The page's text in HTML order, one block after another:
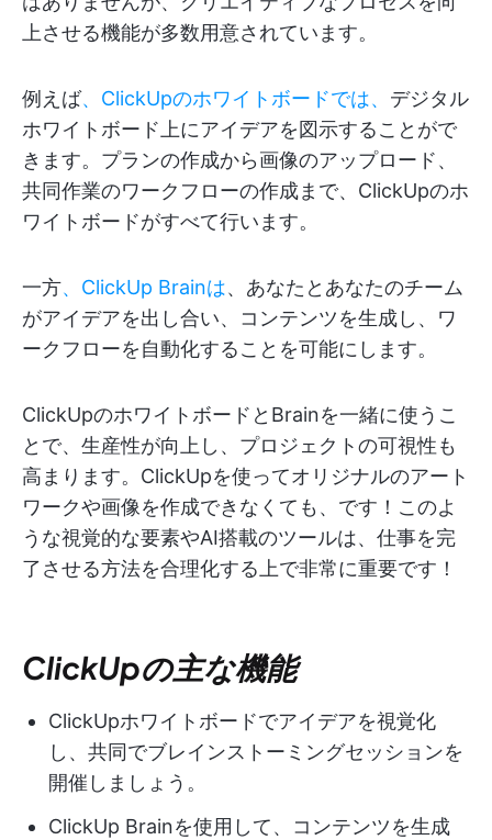
上させる機能が多数用意されています。
例えば、ClickUpのホワイトボードでは、 デジタル
ホワイトボード上にアイデアを図示することがで
きます。プランの作成から画像のアップロード、
共同作業のワークフローの作成まで、ClickUpのホ
ワイトボードがすべて行います。
一方、ClickUp Brainは、あなたとあなたのチーム
がアイデアを出し合い、コンテンツを生成し、ワ
ークフローを自動化することを可能にします。
ClickUpのホワイトボードとBrainを一緒に使うこ
とで、生産性が向上し、プロジェクトの可視性も
高まります。ClickUpを使ってオリジナルのアート
ワークや画像を作成できなくても、です！このよ
うな視覚的な要素やAI搭載のツールは、仕事を完
了させる方法を合理化する上で非常に重要です！
ClickUpの主な機能
ClickUpホワイトボードでアイデアを視覚化
し、共同でブレインストーミングセッションを
開催しましょう。
ClickUp Brainを使用して、コンテンツを生成